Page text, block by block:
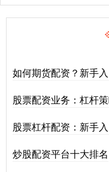
如何期货配资？新手
股票配资业务：杠杆
股票杠杆配资：新手
炒股配资平台十大排名